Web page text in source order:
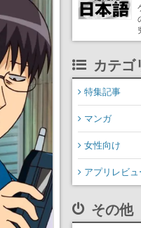
カテゴ
特集記事
マンガ
女性向け
アプリレビュ
その他